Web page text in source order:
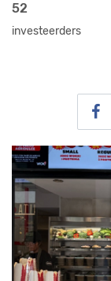
52
investeerders